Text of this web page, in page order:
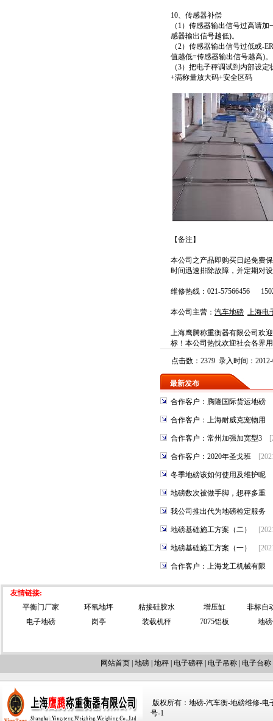
10、传感器补偿
（1）传感器输出信号过高请
感器输出信号越低)。
（2）传感器输出信号过低或-
值越低=传感器输出信号越高)。
（3）把电子秤调试到内部设
+满称量放大码+安全区码
【备注】
本公司之产品即购买日起免费
时间迅速排除故障，并定期对
维修热线 ： 021-57566456
本公司主营： 汽车地磅 上海电
上海鹰腾称重衡器有限公司 欢
标！本公司热忱欢迎社会各界
点击数：2379 录入时间：
最新发布
合作客户：腾隆国际货运地磅
合作客户：上海耐威克宠物用
合作客户：常州加强加宽型3
合作客户：2020年圣戈班
冬季地磅该如何使用及维护呢
地磅数次被做手脚，想秤多重
我公司推出代为地磅检定服务
地磅基础施工方案（二）
地磅基础施工方案（一）
合作客户：上海龙工机械有限
友情链接:
平衡门厂家
环氧地坪 粘接硅胶水 增压缸
非标自
电子地磅
岗亭 装载机秤 7075铝板 地
网站首页 地磅 地秤 电子磅秤 电子吊称 电子台称
版权所有：地磅-汽车衡-地磅维修-电
号-1